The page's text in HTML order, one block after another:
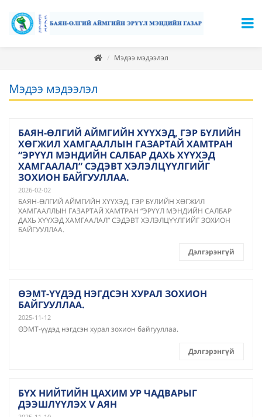
Мэдээ мэдээлэл
Мэдээ мэдээлэл
БАЯН-ӨЛГИЙ АЙМГИЙН ХҮҮХЭД, ГЭР БҮЛИЙН
ХӨГЖИЛ ХАМГААЛЛЫН ГАЗАРТАЙ ХАМТРАН
“ЭРҮҮЛ МЭНДИЙН САЛБАР ДАХЬ ХҮҮХЭД
ХАМГААЛАЛ” СЭДЭВТ ХЭЛЭЛЦҮҮЛГИЙГ
ЗОХИОН БАЙГУУЛЛАА.
2026-02-02
БАЯН-ӨЛГИЙ АЙМГИЙН ХҮҮХЭД, ГЭР БҮЛИЙН ХӨГЖИЛ
ХАМГААЛЛЫН ГАЗАРТАЙ ХАМТРАН “ЭРҮҮЛ МЭНДИЙН САЛБАР
ДАХЬ ХҮҮХЭД ХАМГААЛАЛ” СЭДЭВТ ХЭЛЭЛЦҮҮЛГИЙГ ЗОХИОН
БАЙГУУЛЛАА.
Дэлгэрэнгүй
ӨЭМТ-ҮҮДЭД НЭГДСЭН ХУРАЛ ЗОХИОН
БАЙГУУЛЛАА.
2025-11-12
ӨЭМТ-үүдэд нэгдсэн хурал зохион байгууллаа.
Дэлгэрэнгүй
БҮХ НИЙТИЙН ЦАХИМ УР ЧАДВАРЫГ
ДЭЭШЛҮҮЛЭХ V АЯН